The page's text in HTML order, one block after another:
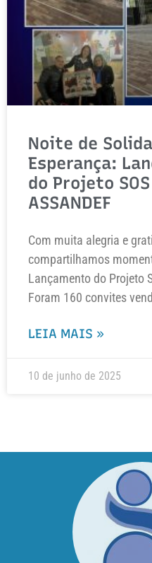
Noite de
Esperança:
do Projeto SOS
ASSANDEF
Com muita alegria e
compartilhamos
Lançamento do Projeto
Foram 160 convites
LEIA MAIS »
10 de junho de 2025